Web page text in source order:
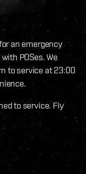
an emergency
POSes. We
to service at 23:00
to service. Fly